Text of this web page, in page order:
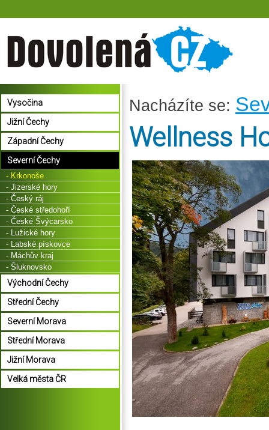
Nacházíte se:
Wellness
Vysočina
Jižní Čechy
Západní Čechy
Severní Čechy
- Krkonoše
- Jizerské hory
- Český ráj
- České středohoří
- České Švýcarsko
- Lužické hory
- Labské pískovce
- Máchův kraj
- Šluknovsko
Východní Čechy
Střední Čechy
Severní Morava
Střední Morava
Jižní Morava
Velká města ČR